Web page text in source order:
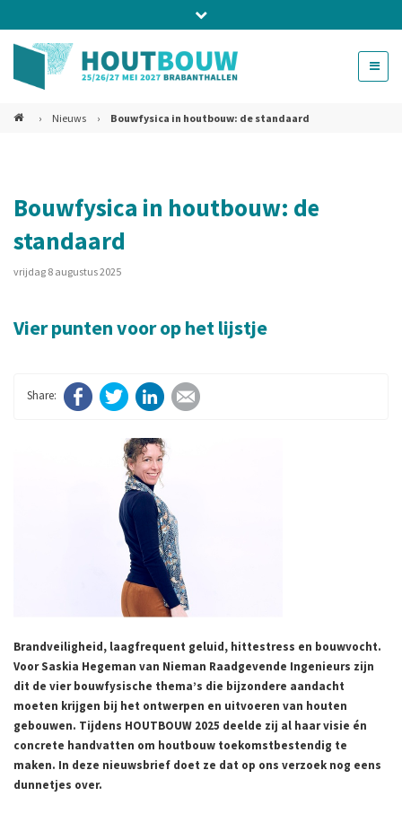
Bel ons voor info 0294 - 74 50 70
beurs@54events.nl
› Nieuws › Bouwfysica in houtbouw: de standaard
Bouwfysica in houtbouw: de
standaard
vrijdag 8 augustus 2025
Vier punten voor op het lijstje
FacebookTwitter LinkedIn
Brandveiligheid, laagfrequent geluid, hittestress en bouwvocht.
Voor Saskia Hegeman van Nieman Raadgevende Ingenieurs zijn
dit de vier bouwfysische thema’s die bijzondere aandacht
moeten krijgen bij het ontwerpen en uitvoeren van houten
gebouwen. Tijdens HOUTBOUW 2025 deelde zij al haar visie én
concrete handvatten om houtbouw toekomstbestendig te
maken. In deze nieuwsbrief doet ze dat op ons verzoek nog eens
dunnetjes over.